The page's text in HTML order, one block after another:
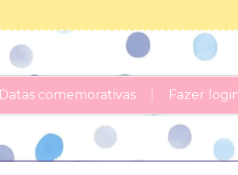
Datas comemorativas Fazer